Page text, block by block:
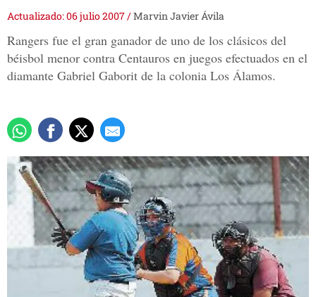
Actualizado: 06 julio 2007/Marvin Javier Ávila
Rangers fue el gran ganador de uno de los clásicos del
béisbol menor contra Centauros en juegos efectuados en el
diamante Gabriel Gaborit de la colonia Los Álamos.